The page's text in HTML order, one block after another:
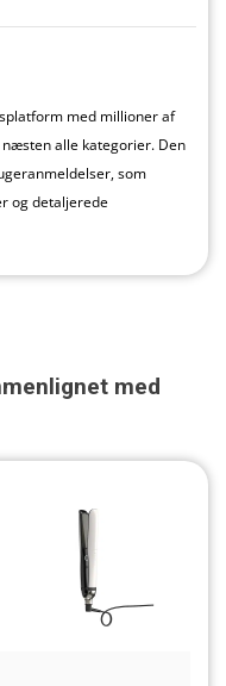
med millioner af
alle kategorier. Den
som
og detaljerede
med